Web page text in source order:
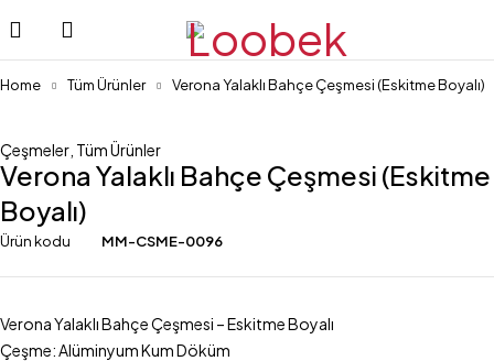
Home Tüm Ürünler Verona Yalaklı Bahçe Çeşmesi (Eskitme Boyalı)
Çeşmeler Tüm Ürünler
Verona Yalaklı Bahçe Çeşmesi (Eskitme
Boyalı)
Ürün kodu MM-CSME-0096
Verona Yalaklı Bahçe Çeşmesi – Eskitme Boyalı
Çeşme: Alüminyum Kum Döküm